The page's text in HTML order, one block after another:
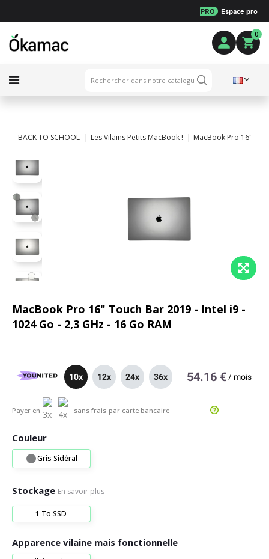
PRO Espace pro
0
BACK TO SCHOOL Les Vilains Petits MacBook ! MacBook Pro 16"
MacBook Pro 16" Touch Bar 2019 - Intel i9 -
1024 Go - 2,3 GHz - 16 Go RAM
10x 12x 24x 36x 54.16 € / mois
Payer en sans frais par carte bancaire
Couleur
Gris Sidéral
Stockage En savoir plus
1 To SSD
Apparence vilaine mais fonctionnelle